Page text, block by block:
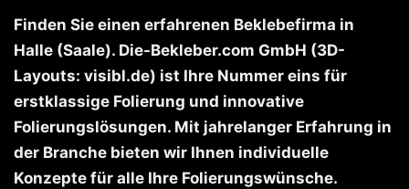
Finden Sie einen erfahrenen Beklebefirma in
Halle (Saale). Die-Bekleber.com GmbH (3D-
Layouts: visibl.de) ist Ihre Nummer eins für
erstklassige Folierung und innovative
Folierungslösungen. Mit jahrelanger Erfahrung in
der Branche bieten wir Ihnen individuelle
Konzepte für alle Ihre Folierungswünsche.